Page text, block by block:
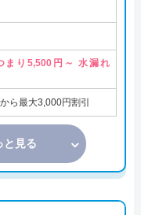
まり5,500円～ 水漏れ
ら最大3,000円割引
と見る